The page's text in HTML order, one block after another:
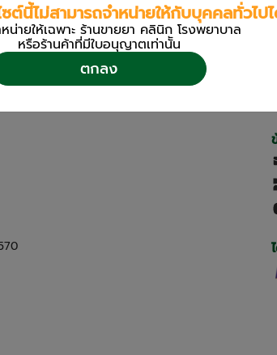
ต์นี้ไม่สามารถจำหน่ายให้กับบุคคลทั่วไป
หน่ายให้เฉพาะ ร้านขายยา คลินิก โรงพยาบาล
หรือร้านค้าที่มีใบอนุญาตเท่านััน
ตกลง